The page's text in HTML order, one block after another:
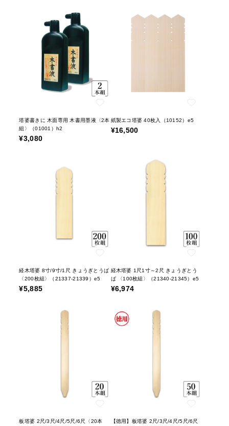
塔婆書きに 木面専用 木書用墨液〈2本
組〉（01001）h2
¥3,080
紙製エコ塔婆 40枚入（10152）e5
¥16,500
経木塔婆 8寸/9寸/1尺 きょうぎとうば
〈200枚組〉（21337-21339）e5
¥5,885
経木塔婆 1尺1寸～2尺 きょうぎとう
ば 〈100枚組〉（21340-21345）e5
¥6,974
板塔婆 2尺/3尺/4尺/5尺/6尺〈20本
【徳用】板塔婆 2尺/3尺/4尺/5尺/6尺